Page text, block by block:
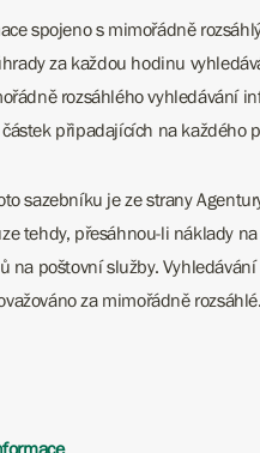
spojeno s mimořádně
za každou hodinu
rozsáhlého vyhledávání
připadajících na každého
sazebníku je ze strany
tehdy, přesáhnou-li náklady
na poštovní služby.
za mimořádně rozsáhlé.